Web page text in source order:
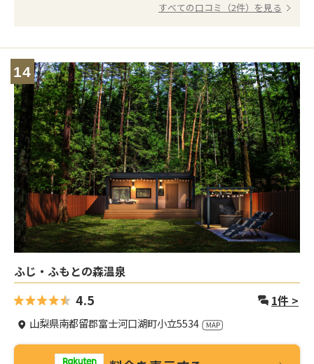
すべての口コミ（2件）を見る
14
ふじ・ふもとの森温泉
4.5 1件 >
山梨県南都留郡富士河口湖町小立5534